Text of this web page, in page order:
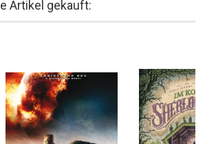
Artikel gekauft: